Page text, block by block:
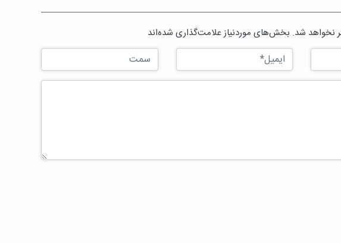
نخواهد شد. بخش‌های موردنیاز علامت‌گذاری شده‌اند